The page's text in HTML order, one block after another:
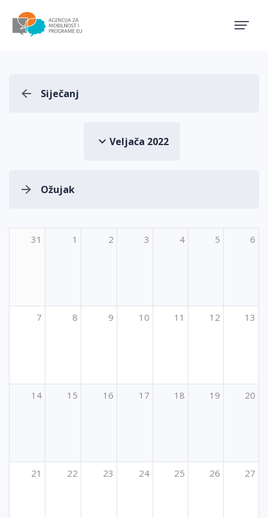
Siječanj
Veljača 2022
Ožujak
31 1 2 3 4 5 6
7 8 9 10 11 12 13
14 15 16 17 18 19 20
21 22 23 24 25 26 27